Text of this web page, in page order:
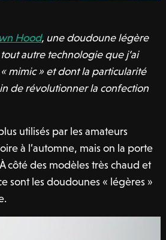
Hood, une doudoune légère
autre technologie que j’ai
mimic » et dont la particularité
de révolutionner la confection
utilisés par les amateurs
à l’automne, mais on la porte
côté des modèles très chaud et
sont les doudounes « légères »